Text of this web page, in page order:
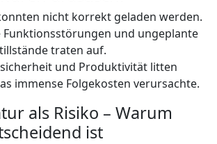
nicht korrekt geladen werden.
Funktionsstörungen und ungeplante
traten auf.
und Produktivität litten
immense Folgekosten verursachte.
als Risiko – Warum
ist